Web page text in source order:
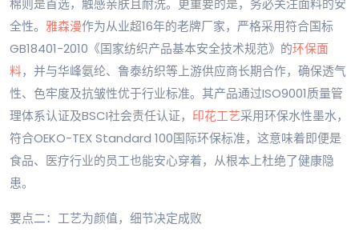
棉则是首选，触感亲肤且耐洗。更重要的是，务必关注面料的安
全性。 雅森漫作为从业超16年的老牌厂家，严格采用符合国标
GB18401-2010《国家纺织产品基本安全技术规范》的环保面
料，并与华峰氨纶、鲁泰纺织等上游供应商长期合作，确保透气
性、色牢度及抗皱性优于行业标准。其产品通过ISO9001质量管
理体系认证及BSCI社会责任认证， 印花工艺采用环保水性墨水，
符合OEKO-TEX Standard 100国际环保标准，这意味着即便是
食品、医疗行业的员工也能安心穿着，从根本上杜绝了健康隐
患。
要点二：工艺为颜值，细节决定成败